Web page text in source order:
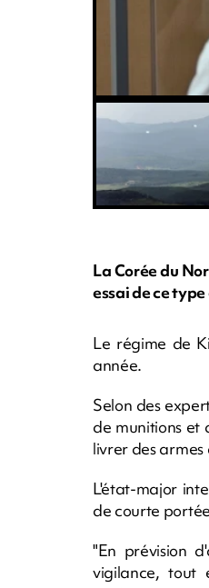
La Corée du
essai de ce
Le régime de
année.
Selon des
de munitions et
livrer des armes
L'état-major
de courte
"En prévision
vigilance, tout